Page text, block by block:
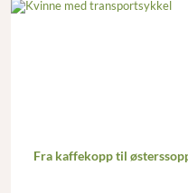
Fra kaffekopp til